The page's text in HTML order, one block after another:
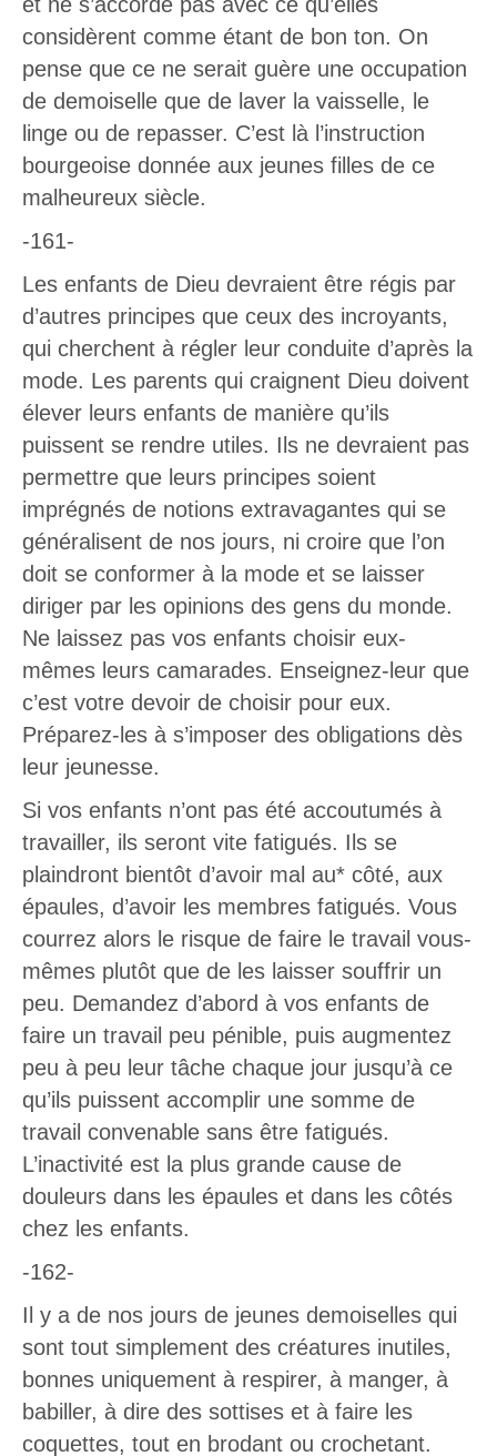
considèrent comme étant de bon ton. On
pense que ce ne serait guère une occupation
de demoiselle que de laver la vaisselle, le
linge ou de repasser. C’est là l’instruction
bourgeoise donnée aux jeunes filles de ce
malheureux siècle.
-161-
Les enfants de Dieu devraient être régis par
d’autres principes que ceux des incroyants,
qui cherchent à régler leur conduite d’après la
mode. Les parents qui craignent Dieu doivent
élever leurs enfants de manière qu’ils
puissent se rendre utiles. Ils ne devraient pas
permettre que leurs principes soient
imprégnés de notions extravagantes qui se
généralisent de nos jours, ni croire que l’on
doit se conformer à la mode et se laisser
diriger par les opinions des gens du monde.
Ne laissez pas vos enfants choisir eux-
mêmes leurs camarades. Enseignez-leur que
c’est votre devoir de choisir pour eux.
Préparez-les à s’imposer des obligations dès
leur jeunesse.
Si vos enfants n’ont pas été accoutumés à
travailler, ils seront vite fatigués. Ils se
plaindront bientôt d’avoir mal au* côté, aux
épaules, d’avoir les membres fatigués. Vous
courrez alors le risque de faire le travail vous-
mêmes plutôt que de les laisser souffrir un
peu. Demandez d’abord à vos enfants de
faire un travail peu pénible, puis augmentez
peu à peu leur tâche chaque jour jusqu’à ce
qu’ils puissent accomplir une somme de
travail convenable sans être fatigués.
L’inactivité est la plus grande cause de
douleurs dans les épaules et dans les côtés
chez les enfants.
-162-
Il y a de nos jours de jeunes demoiselles qui
sont tout simplement des créatures inutiles,
bonnes uniquement à respirer, à manger, à
babiller, à dire des sottises et à faire les
coquettes, tout en brodant ou crochetant.